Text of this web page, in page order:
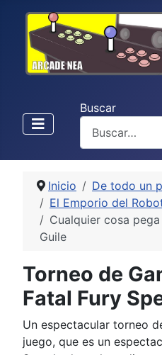
Buscar
Inicio
De todo un
El Emporio del
Cualquier cosa
Guile
Torneo de
Fatal Fury
Un espectacular torneo
juego, que es un